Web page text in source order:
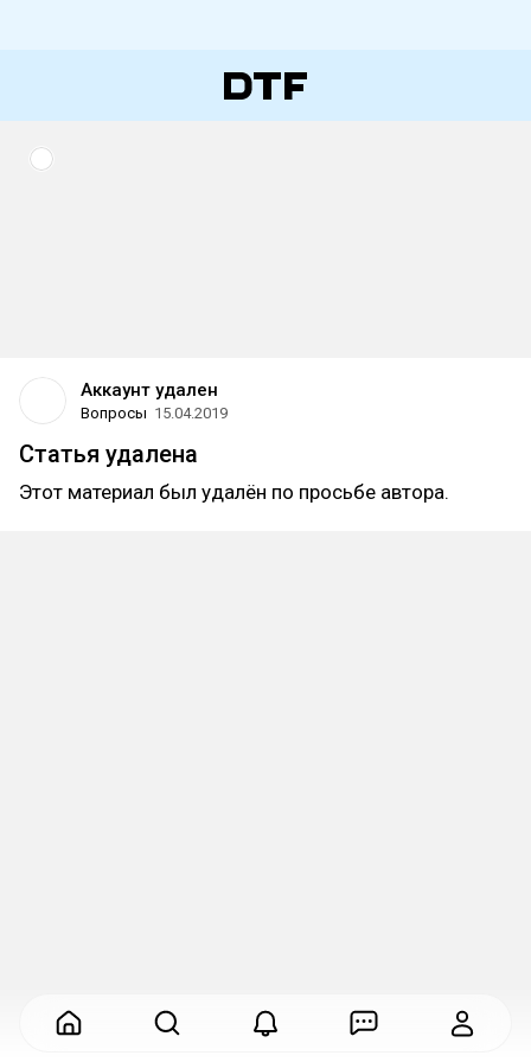
Аккаунт удален
Вопросы 15.04.2019
Статья удалена
Этот материал был удалён по просьбе автора.